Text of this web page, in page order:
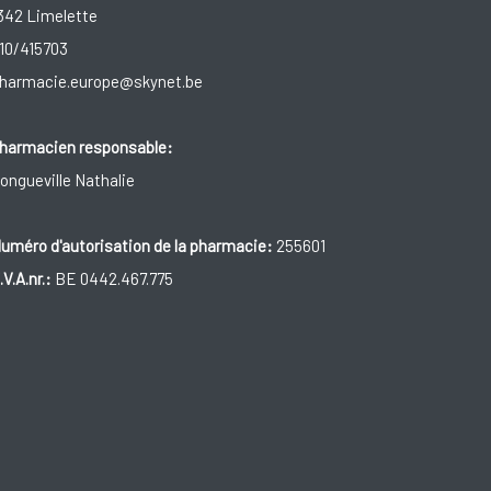
Limelette
415703
responsable:
Nathalie
d'autorisation de la pharmacie: 255601
BE 0442.467.775